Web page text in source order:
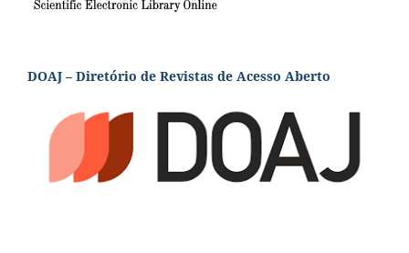
DOAJ – Diretório de Revistas de Acesso Aberto